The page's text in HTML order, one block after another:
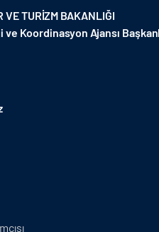
VE TURİZM BAKANLIĞI
Koordinasyon Ajansı